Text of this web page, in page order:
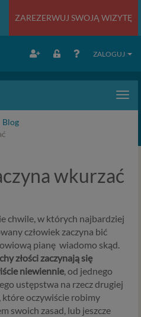
ZAREZERWUJ SWOJĄ WIZYTĘ
ZALOGUJ
Blog
wkurzać
chwile, w których najbardziej
człowiek zaczyna bić
pianę wiadomo skąd.
złości zaczynają się
niewiennie, od jednego
ustępstwa na rzecz drugiej
które oczywiście robimy
swoich zasad, lub jeszcze